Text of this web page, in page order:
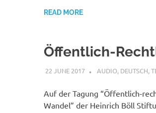
READ MORE
Öffentlich-
22 JUNE 2017 VGRASS
AUDIO, DEUTSCH,
Auf der Tagung “Öffentlich-
Wandel” der Heinrich Böll